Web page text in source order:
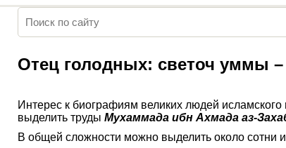
Отец голодных: светоч уммы
Интерес к биографиям великих людей
выделить труды Мухаммада ибн Ахмада аз-
В общей сложности можно выделить около сотни